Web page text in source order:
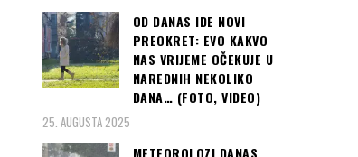
OD DANAS IDE NOVI
PREOKRET: EVO KAKVO
NAS VRIJEME OČEKUJE U
NAREDNIH NEKOLIKO
DANA… (FOTO, VIDEO)
25. AUGUSTA 2025
METEOROLOZI DANAS